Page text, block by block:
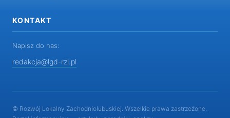
KONTAKT
Napisz do nas:
redakcja@lgd-rzl.pl
© Rozwój Lokalny Zachodniolubuskiej. Wszelkie prawa zastrzeżone.